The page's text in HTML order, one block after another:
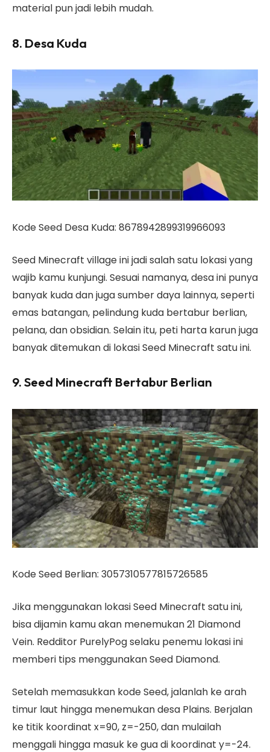
material pun jadi lebih mudah.
8. Desa Kuda
Kode Seed Desa Kuda: 8678942899319966093
Seed Minecraft village ini jadi salah satu lokasi yang
wajib kamu kunjungi. Sesuai namanya, desa ini punya
banyak kuda dan juga sumber daya lainnya, seperti
emas batangan, pelindung kuda bertabur berlian,
pelana, dan obsidian. Selain itu, peti harta karun juga
banyak ditemukan di lokasi Seed Minecraft satu ini.
9. Seed Minecraft Bertabur Berlian
Kode Seed Berlian: 3057310577815726585
Jika menggunakan lokasi Seed Minecraft satu ini,
bisa dijamin kamu akan menemukan 21 Diamond
Vein. Redditor PurelyPog selaku penemu lokasi ini
memberi tips menggunakan Seed Diamond.
Setelah memasukkan kode Seed, jalanlah ke arah
timur laut hingga menemukan desa Plains. Berjalan
ke titik koordinat x=90, z=-250, dan mulailah
menggali hingga masuk ke gua di koordinat y=-24.